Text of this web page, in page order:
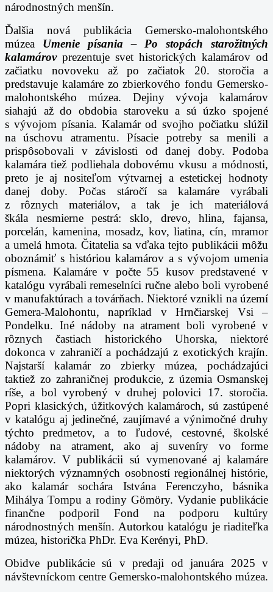
národnostných menšín.
Ďalšia nová publikácia Gemersko-malohontského
múzea Umenie písania – Po stopách starožitných
kalamárov prezentuje svet historických kalamárov od
začiatku novoveku až po začiatok 20. storočia a
predstavuje kalamáre zo zbierkového fondu Gemersko-
malohontského múzea. Dejiny vývoja kalamárov
siahajú až do obdobia staroveku a sú úzko spojené
s vývojom písania. Kalamár od svojho počiatku slúžil
na úschovu atramentu. Písacie potreby sa menili a
prispôsobovali v závislosti od danej doby. Podoba
kalamára tiež podliehala dobovému vkusu a módnosti,
preto je aj nositeľom výtvarnej a estetickej hodnoty
danej doby.Počas stáročí sa kalamáre vyrábali
z rôznych materiálov, a tak je ich materiálová
škála nesmierne pestrá: sklo, drevo, hlina, fajansa,
porcelán, kamenina, mosadz, kov, liatina, cín, mramor
a umelá hmota. Čitatelia sa vďaka tejto publikácii môžu
oboznámiť s históriou kalamárov a s vývojom umenia
písmena. Kalamáre v počte 55 kusov predstavené v
katalógu vyrábali remeselníci ručne alebo boli vyrobené
v manufaktúrach a továrňach. Niektoré vznikli na území
Gemera-Malohontu, napríklad v Hrnčiarskej Vsi –
Pondelku. Iné nádoby na atrament boli vyrobené v
rôznych častiach historického Uhorska, niektoré
dokonca v zahraničí a pochádzajú z exotických krajín.
Najstarší kalamár zo zbierky múzea, pochádzajúci
taktiež zo zahraničnej produkcie, z územia Osmanskej
ríše, a bol vyrobený v druhej polovici 17. storočia.
Popri klasických, úžitkových kalamároch, sú zastúpené
v katalógu aj jedinečné, zaujímavé a výnimočné druhy
týchto predmetov, a to ľudové, cestovné, školské
nádoby na atrament, ako aj suveníry vo forme
kalamárov. V publikácii sú vymenované aj kalamáre
niektorých významných osobností regionálnej histórie,
ako kalamár sochára Istvána Ferenczyho, básnika
Mihálya Tompu a rodiny Gömöry. Vydanie publikácie
finančne podporil Fond na podporu kultúry
národnostných menšín. Autorkou katalógu je riaditeľka
múzea, historička PhDr. Eva Kerényi, PhD.
Obidve publikácie sú v predaji od januára 2025 v
návštevníckom centre Gemersko-malohontského múzea.